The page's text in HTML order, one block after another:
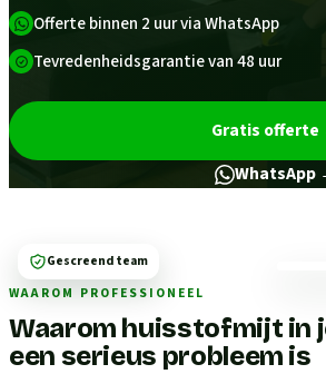
Offerte binnen 2 uur via WhatsApp
Tevredenheidsgarantie van 48 uur
Gratis offerte
WhatsApp
WAAROM PROFESSIONEEL
Waarom huisstofmijt in
een serieus probleem is
Gescreend team